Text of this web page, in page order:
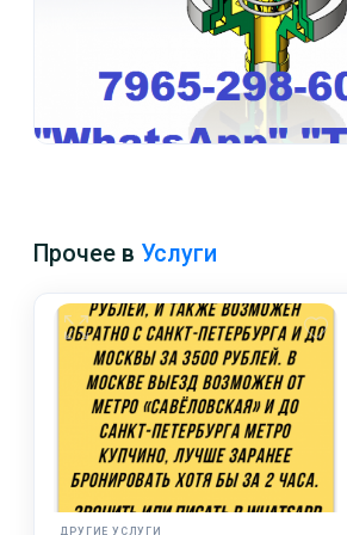
Прочее в Услуги
ДРУГИЕ УСЛУГИ